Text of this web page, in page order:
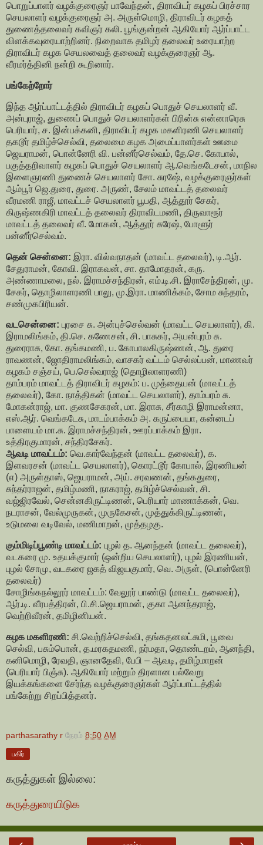
பொறுப்பாளர் வழக்குரைஞர் பாவேந்தன், திராவிடர் கழகப் பிரச்சார
செயலாளர் வழக்குரைஞர் அ. அருள்மொழி, திராவிடர் கழகத்
துணைத்தலைவர் கவிஞர் கலி. பூங்குன்றன் ஆகியோர் ஆர்ப்பாட்ட
விளக்கவுரையாற்றினர். நிறைவாக தமிழர் தலைவர் உரையாற்ற
திராவிடர் கழக செயலவைத் தலைவர் வழக்குரைஞர் ஆ.
வீரமர்த்தினி நன்றி கூறினார்.
பங்கேற்றோர்
இந்த ஆர்ப்பாட்டத்தில் திராவிடர் கழகப் பொதுச் செயலாளர் வீ.
அன்புராஜ், துணைப் பொதுச் செயலாளர்கள் பிரின்சு என்னாரெசு
பெரியார், ச. இன்பக்கனி, திராவிடர் கழக மகளிரணி செயலாளர்
தகடூர் தமிழ்ச்செல்வி, தலைமை கழக அமைப்பாளர்கள் ஊமை
ஜெயராமன், பொன்னேரி வி. பன்னீர்செல்வம், தே.செ. கோபால்,
பகுத்தறிவாளர் கழகப் பொதுச் செயலாளர் ஆ.வெங்கடேசன், மாநில
இளைஞரணி துணைச் செயலாளர் சோ. சுரஷே், வழக்குரைஞர்கள்
ஆம்பூர் ஜெ.துரை, துரை. அருண், சேலம் மாவட்டத் தலைவர்
வீரமணி ராஜீ, மாவட்டச் செயலாளர் பூபதி, ஆத்தூர் சேகர்,
கிருஷ்ணகிரி மாவட்டத் தலைவர் திராவிடமணி, திருவாரூர்
மாவட்டத் தலைவர் வீ. மோகன், ஆத்தூர் சுரேஷ், போளூர்
பன்னீர்செல்வம்.
தென் சென்னை: இரா. வில்வநாதன் (மாவட்ட தலைவர்), டி.ஆர்.
சேதுராமன், கோவி. இராகவன், சா. தாமோதரன், கரு.
அண்ணாமலை, நல். இராமச்சந்திரன், எம்.டி.சி. இராசேந்திரன், மு.
சேகர், தொழிலாளரணி பாலு, மு.இரா. மாணிக்கம், சோம சுந்தரம்,
சண்முகபிரியன்.
வடசென்னை: புரசை சு. அன்புச்செல்வன் (மாவட்ட செயலாளர்), கி.
இராமலிங்கம், தி.செ. கணேசன், சி. பாசுகர், அயன்புரம் சு.
துரைராசு, கோ. தங்கமணி, ப. கோபாலகிருஷ்ணன், ஆ. துரை
ராவணன், ஜோதிராமலிங்கம், வாசகர் வட்டம் செல்லப்பன், மாணவர்
கழகம் சஞ்சய், பெ.செல்வராஜ் (தொழிலாளரணி)
தாம்பரம் மாவட்டத் திராவிடர் கழகம்: ப. முத்தையன் (மாவட்டத்
தலைவர்), கோ. நாத்திகன் (மாவட்ட செயலாளர்), தாம்பரம் சு.
மோகன்ராஜ், மா. குணசேகரன், மா. இராசு, சீர்காழி இராமன்னா,
எஸ்.ஆர். வெங்கடேசு, மாடம்பாக்கம் அ. கருப்பையா, கன்னடப்
பாளையம் மா.சு. இராமச்சந்திரன், ஊரப்பாக்கம் இரா.
உத்திரகுமாரன், சந்திரசேகர்.
ஆவடி மாவட்டம்: வெ.கார்வேந்தன் (மாவட்ட தலைவர்), க.
இளவரசன் (மாவட்ட செயலாளர்), கொரட்டூர் கோபால், இரணியன்
(எ) அருள்தாஸ், ஜெயராமன், அய். சரவணன், தங்கதுரை,
சுந்தர்ராஜன், தமிழ்மணி, நாகராஜ், தமிழ்ச்செல்வன், சி.
வஜ்ஜிரவேல், சென்னகிருட்டிணன், பெரியார் மாணாக்கன், வெ.
நடராசன், வேல்முருகன், முருகேசன், முத்துக்கிருட்டிணன்,
உடுமலை வடிவேல், மணிமாறன், முத்தழகு.
கும்மிடிப்பூண்டி மாவட்டம்: புழல் த. ஆனந்தன் (மாவட்ட தலைவர்),
வடகரை மு. உதயக்குமார் (ஒன்றிய செயலாளர்), புழல் இரணியன்,
புழல் சோமு, வடகரை ஜகத் விஜயகுமார், வெ. அருள், (பொன்னேரி
தலைவர்)
சோழிங்கநல்லூர் மாவட்டம்: வேலூர் பாண்டு (மாவட்ட தலைவர்),
ஆர்.டி. வீரபத்திரன், பி.சி.ஜெயராமன், குகா ஆனந்தராஜ்,
வெற்றிவீரன், தமிழினியன்.
கழக மகளிரணி: சி.வெற்றிச்செல்வி, தங்கதனலட்சுமி, பூவை
செல்வி, பசும்பொன், த.மரகதமணி, நர்மதா, தொண்டறம், ஆனந்தி,
கனிமொழி, ரேவதி, ஞானதேவி, பேபி – ஆவடி, தமிழ்மாறன்
(பெரியார் பிஞ்சு). ஆகியோர் மற்றும் திரளான பல்வேறு
இயக்கங்களை சேர்ந்த வழக்குரைஞர்கள் ஆர்ப்பாட்டத்தில்
பங்கேற்று சிறப்பித்தனர்.
parthasarathy r நேரம் 8:50 AM
பகிர்
கருத்துகள் இல்லை:
கருத்துரையிடுக